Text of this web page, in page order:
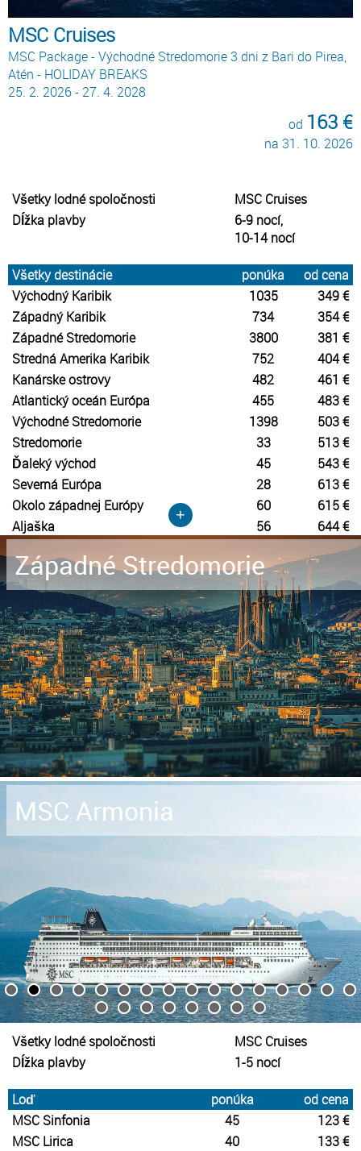
MSC Cruises
MSC Package - Východné Stredomorie 3 dni z Bari do Pirea,
Atén - HOLIDAY BREAKS
25. 2. 2026 - 27. 4. 2028
od 163 €
na 31. 10. 2026
Všetky lodné spoločnosti
MSC Cruises
Dĺžka plavby
6-9 nocí,
10-14 nocí
Všetky destinácie ponúka
od cena
Východný Karibik
1035
349 €
Západný Karibik
734
354 €
Západné Stredomorie
3800
381 €
Stredná Amerika Karibik
752
404 €
Kanárske ostrovy
482
461 €
Atlantický oceán Európa
455
483 €
Východné Stredomorie
1398
503 €
Stredomorie
33
513 €
Ďaleký východ
45
543 €
Severná Európa
28
613 €
Okolo západnej Európy
60
615 €
Aljaška
56 644 €
+
Západné Stredomorie
MSC Armonia
Všetky lodné spoločnosti
MSC Cruises
Dĺžka plavby
1-5 nocí
Loď ponúka
od cena
MSC Sinfonia
45
123 €
MSC Lirica
40
133 €